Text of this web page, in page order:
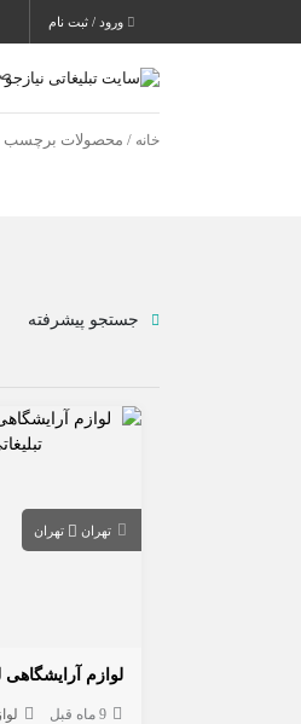
ورود / ثبت نام
خانه / محصولات برچسب
جستجو پیشرفته
تهران تهران
لوازم آرایشگاهی
9 ماه قبل